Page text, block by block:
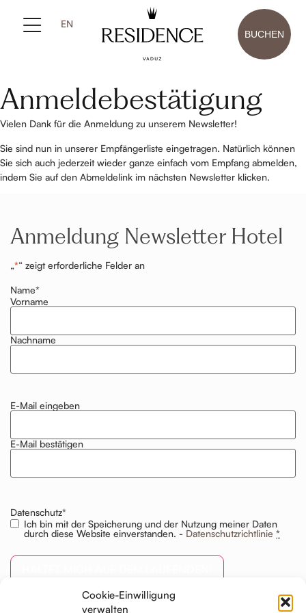
Cookie-Einwilligung
verwalten
EN
BUCHEN
Anmeldebestätigung
Vielen Dank für die Anmeldung zu unserem Newsletter!
Sie sind nun in unserer Empfängerliste eingetragen. Natürlich können
Sie sich auch jederzeit wieder ganze einfach vom Empfang abmelden,
indem Sie auf den Abmeldelink im nächsten Newsletter klicken.
Anmeldung Newsletter Hotel
„*“ zeigt erforderliche Felder an
Name*
Vorname
Nachname
E-
E-Mail eingeben
E-Mail bestätigen
Datenschutz*
Ich bin mit der Speicherung und der Nutzung meiner Daten
durch diese Website einverstanden. - Datenschutzrichtlinie *